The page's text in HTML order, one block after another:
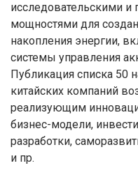
исследовательскими
мощностями для
накопления энергии,
системы управления
Публикация списка 50
китайских компаний
реализующим
бизнес-модели,
разработки,
и пр.